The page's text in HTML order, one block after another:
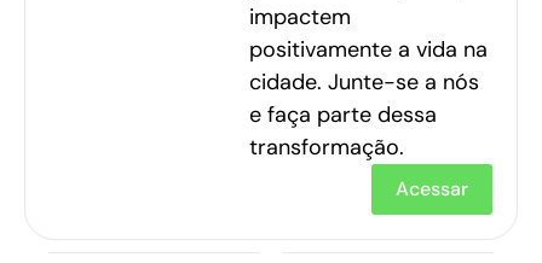
impactem
positivamente a vida na
cidade. Junte-se a nós
e faça parte dessa
transformação.
Acessar